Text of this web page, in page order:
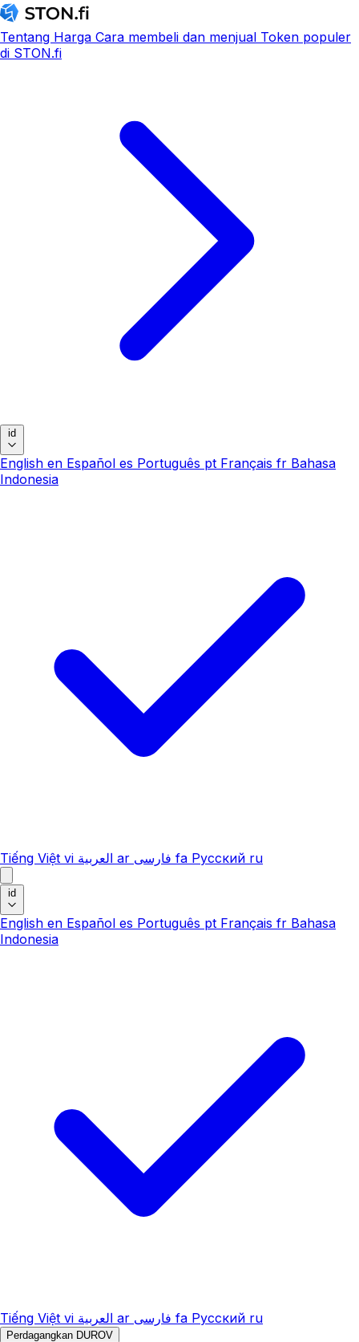
Tentang Harga Cara membeli dan menjual Token populer
di STON.fi
id
English en Español es Português pt Français fr Bahasa
Indonesia
Tiếng Việt vi العربية ar فارسی fa Русский ru
id
English en Español es Português pt Français fr Bahasa
Indonesia
Tiếng Việt vi العربية ar فارسی fa Русский ru
Perdagangkan DUROV